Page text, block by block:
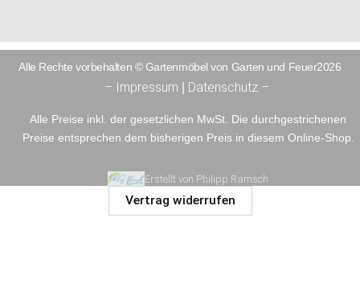
Alle Rechte vorbehalten © Gartenmöbel von Garten und Feuer2026
– Impressum Datenschutz –
Alle Preise inkl. der gesetzlichen MwSt. Die durchgestrichenen
Preise entsprechen dem bisherigen Preis in diesem Online-Shop.
Erstellt von Philipp Ramsch
Vertrag widerrufen